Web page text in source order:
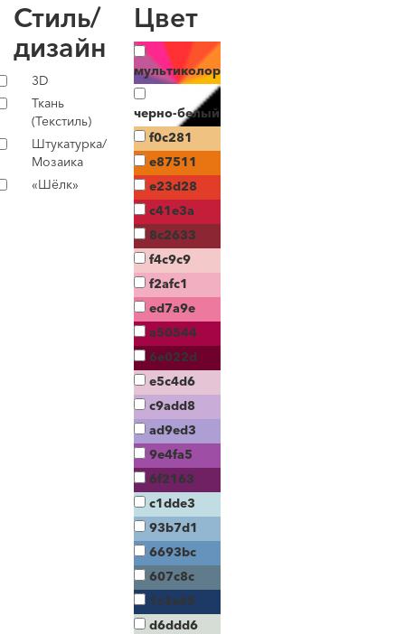
Стиль/
дизайн
3D
Ткань
(Текстиль)
Штукатурка/
Мозаика
«Шёлк»
Цвет
мультиколор
черно-белый
f0c281
e87511
e23d28
c41e3a
8c2633
f4c9c9
f2afc1
ed7a9e
a50544
6e022d
e5c4d6
c9add8
ad9ed3
9e4fa5
6f2163
c1dde3
93b7d1
6693bc
607c8c
1c3a65
d6ddd6